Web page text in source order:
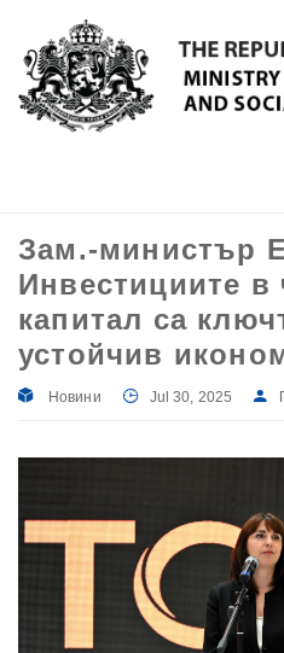
Моля,
обърнете
система
Зам.-министър
Инвестициите в
капитал са
устойчив
Новини Jul 30, 2025